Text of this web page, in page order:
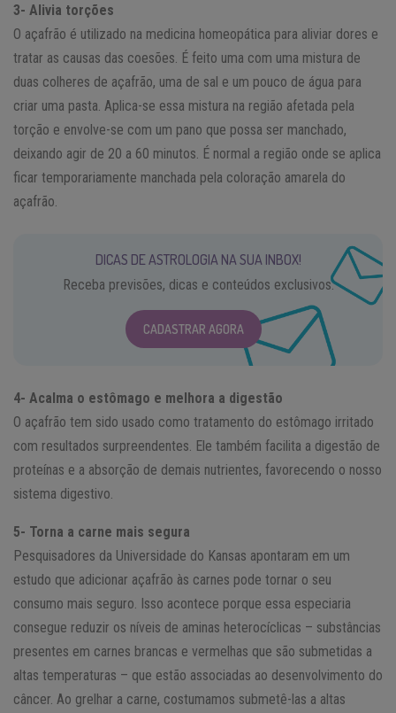
3- Alivia torções
O açafrão é utilizado na medicina homeopática para aliviar dores e
tratar as causas das coesões. É feito uma com uma mistura de
duas colheres de açafrão, uma de sal e um pouco de água para
criar uma pasta. Aplica-se essa mistura na região afetada pela
torção e envolve-se com um pano que possa ser manchado,
deixando agir de 20 a 60 minutos. É normal a região onde se aplica
ficar temporariamente manchada pela coloração amarela do
açafrão.
DICAS DE ASTROLOGIA NA SUA INBOX!
Receba previsões, dicas e conteúdos exclusivos.
CADASTRAR AGORA
4- Acalma o estômago e melhora a digestão
O açafrão tem sido usado como tratamento do estômago irritado
com resultados surpreendentes. Ele também facilita a digestão de
proteínas e a absorção de demais nutrientes, favorecendo o nosso
sistema digestivo.
5- Torna a carne mais segura
Pesquisadores da Universidade do Kansas apontaram em um
estudo que adicionar açafrão às carnes pode tornar o seu
consumo mais seguro. Isso acontece porque essa especiaria
consegue reduzir os níveis de aminas heterocíclicas – substâncias
presentes em carnes brancas e vermelhas que são submetidas a
altas temperaturas – que estão associadas ao desenvolvimento do
câncer. Ao grelhar a carne, costumamos submetê-las a altas